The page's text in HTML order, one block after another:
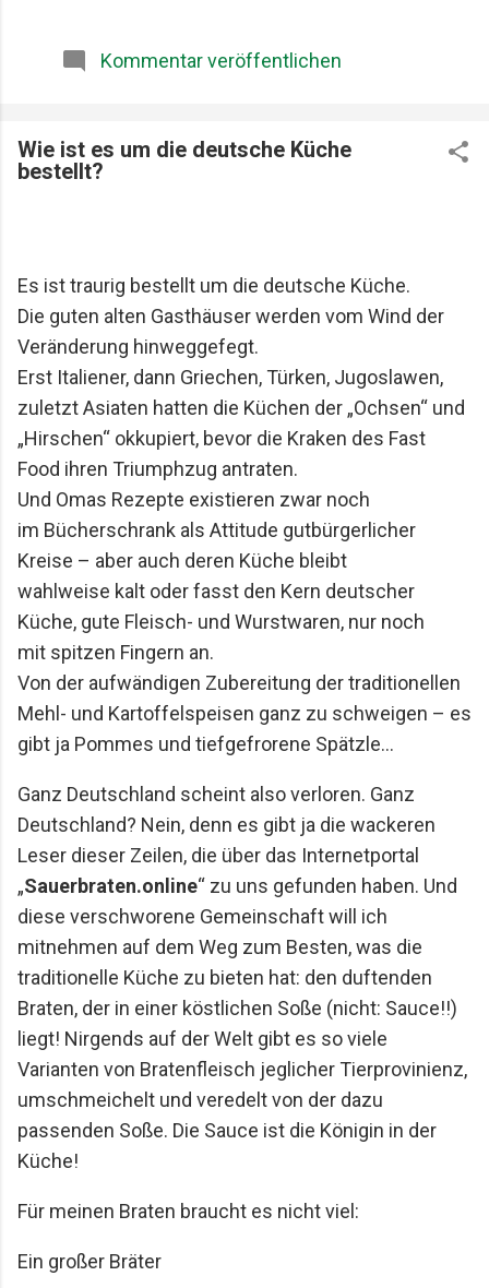
Restaurant Lohninger Fazit Das Restaurant
begann schon früher. Am Karlsruher Hauptbahnhof.
Mit drei Männern, die Essen ernst nehmen, aber sich
länger im Kopf bleiben als jede Rechnung. Felix, Ich ,
Mario Lohninger und Patrick: Best Friends
Freundschaft, Essen und besondere Abende Wir
achten darauf, dass unsere gemeinsamen
Restaurantbesuche etwas Besonderes bleiben.
Keine beliebigen Reservierungen ...
Kommentar veröffentlichen
Wie ist es um die deutsche Küche
bestellt?
Es ist traurig bestellt um die deutsche Küche.
Die guten alten Gasthäuser werden vom Wind der
Veränderung hinweggefegt.
Erst Italiener, dann Griechen, Türken, Jugoslawen,
zuletztAsiaten hatten die Küchen der „Ochsen“ und
„Hirschen“ okkupiert, bevor die Kraken des Fast
Food ihren Triumphzug antraten.
Und Omas Rezepte existieren zwar noch
im Bücherschrank als Attitude gutbürgerlicher
Kreise – aber auch deren Küche bleibt
wahlweise kalt oder fasst den Kern deutscher
Küche, gute Fleisch- und Wurstwaren, nur noch
mit spitzen Fingern an.
Von der aufwändigen Zubereitung der traditionellen
Mehl- und Kartoffelspeisen ganz zu schweigen – es
gibt ja Pommes und tiefgefrorene Spätzle…
Ganz Deutschland scheint also verloren. Ganz
Deutschland? Nein, denn es gibt ja die wackeren
Leser dieser Zeilen, die über das Internetportal
„Sauerbraten.online“ zu uns gefunden haben. Und
diese verschworene Gemeinschaft will ich
mitnehmen auf dem Weg zum Besten, was die
traditionelle Küche zu bieten hat: den duftenden
Braten, der in einer köstlichen Soße (nicht: Sauce!!)
liegt! Nirgends auf der Welt gibt es so viele
Varianten von Bratenfleisch jeglicher Tierprovinienz,
umschmeichelt und veredelt von der dazu
passenden Soße. Die Sauce ist die Königin in der
Küche!
Für meinen Braten braucht es nicht viel:
Ein großer Bräter